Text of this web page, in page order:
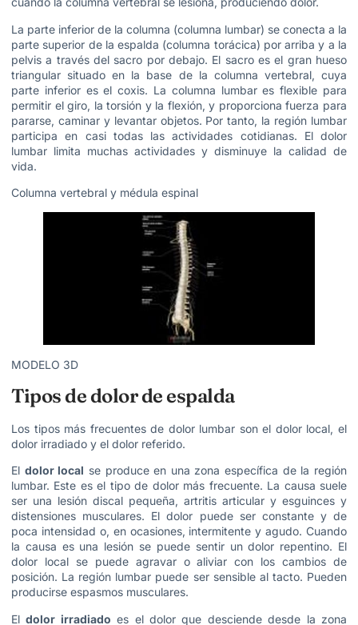
La parte inferior de la columna (columna lumbar) se conecta a la
parte superior de la espalda (columna torácica) por arriba y a la
pelvis a través del sacro por debajo. El sacro es el gran hueso
triangular situado en la base de la columna vertebral, cuya
parte inferior es el coxis. La columna lumbar es flexible para
permitir el giro, la torsión y la flexión, y proporciona fuerza para
pararse, caminar y levantar objetos. Por tanto, la región lumbar
participa en casi todas las actividades cotidianas. El dolor
lumbar limita muchas actividades y disminuye la calidad de
vida.
Columna vertebral y médula espinal
MODELO 3D
Tipos de dolor de espalda
Los tipos más frecuentes de dolor lumbar son el dolor local, el
dolor irradiado y el dolor referido.
El dolor local se produce en una zona específica de la región
lumbar. Este es el tipo de dolor más frecuente. La causa suele
ser una lesión discal pequeña, artritis articular y esguinces y
distensiones musculares. El dolor puede ser constante y de
poca intensidad o, en ocasiones, intermitente y agudo. Cuando
la causa es una lesión se puede sentir un dolor repentino. El
dolor local se puede agravar o aliviar con los cambios de
posición. La región lumbar puede ser sensible al tacto. Pueden
producirse espasmos musculares.
Eldolor irradiado es el dolor que desciende desde la zona